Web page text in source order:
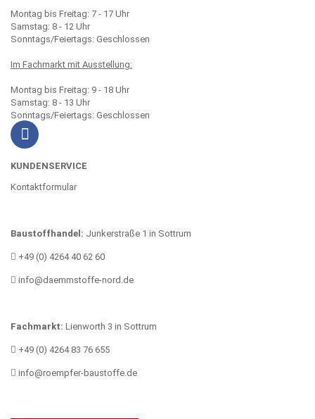
Montag bis Freitag: 7 - 17 Uhr
Samstag: 8 - 12 Uhr
Sonntags/Feiertags: Geschlossen
Im Fachmarkt mit Ausstellung:
Montag bis Freitag: 9 - 18 Uhr
Samstag: 8 - 13 Uhr
Sonntags/Feiertags: Geschlossen
KUNDENSERVICE
Kontaktformular
Baustoffhandel: Junkerstraße 1 in Sottrum
+49 (0) 4264 40 62 60
info@daemmstoffe-nord.de
Fachmarkt: Lienworth 3 in Sottrum
+49 (0) 4264 83 76 655
info@roempfer-baustoffe.de